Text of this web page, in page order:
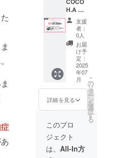
加盟店
情報は
こちら
をご覧
くださ
い。
https://
cocohaj
p.com/li
み利用
できる
製作券
になり
ます。
お間違
えのな
いよう
にご注
意くだ
さい。
状況や
予約数
り、製
作にお
時間が
かかる
【備
考】 ・
製作券
の利用
方法に
ついて
は、サ
ンクス
メール
にて詳
細をお
送りし
ます。
・「大
IRIS」
店舗で
のみ利
(40,000
円相当)
※初回
のみ・
有効期
間1年
※補聴
器カ
バーは
店舗に
てデザ
イン決
定 ・サ
（価格
に関わ
らず内
容は同
じとな
H.A 製
作券
沖縄
She's
nail
【リ
ターン
詳細】
COCO
H.A 製
作券
両耳/ワ
ンカ
ラー/
チェー
ン片耳
付き
(40,000
支援
者：
0人
お届
け予
定：
2025
年07
月
詳細を見る
こ
の
リ
タ
ー
ン
を
選
択
す
る
このプロ
ジェクト
は、 All-In方